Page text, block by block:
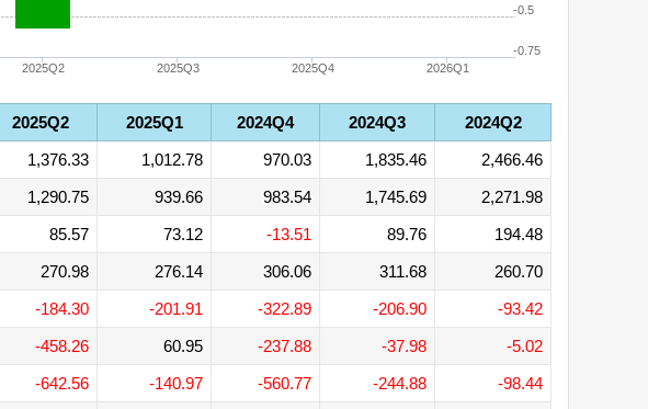
2025Q2 2025Q3 2025Q4 2026Q1
-0.75
-0.5
2025Q2 2025Q1 2024Q4 2024Q3
2024Q2
1,376.33 1,012.78 970.03 1,835.46
2,466.46
1,290.75 939.66 983.54 1,745.69
2,271.98
85.57 73.12 -13.51 89.76
194.48
270.98 276.14 306.06 311.68
260.70
-184.30 -201.91 -322.89 -206.90
-93.42
-458.26 60.95 -237.88 -37.98
-5.02
-642.56 -140.97 -560.77 -244.88
-98.44